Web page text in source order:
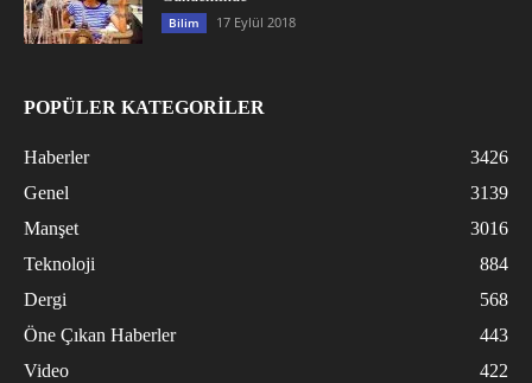
Bilim 17 Eylül 2018
POPÜLER KATEGORİLER
Haberler
3426
Genel
3139
Manşet
3016
Teknoloji
884
Dergi
568
Öne Çıkan Haberler
443
Video
422